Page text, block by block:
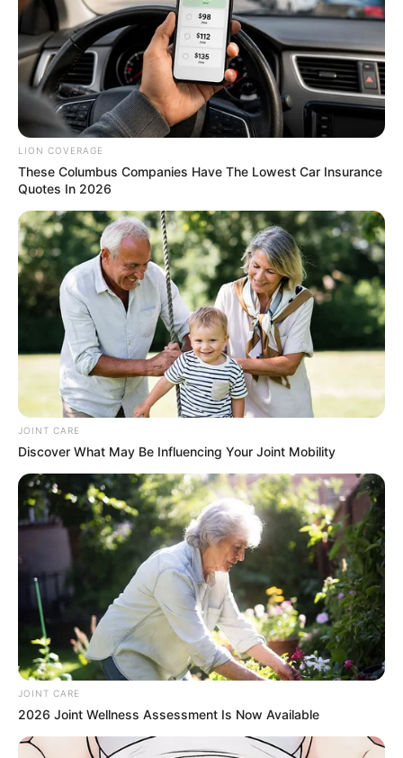
4 ก.ย. 2022
ดวงรายวัน 2 กันยายน 2565
2 ก.ย. 2022
ดวงรายวัน 1 กันยายน 2565
1 ก.ย. 2022
LION COVERAGE
These Columbus Companies Have The Lowest Car Insurance
Quotes In 2026
JOINT CARE
Discover What May Be Influencing Your Joint Mobility
JOINT CARE
2026 Joint Wellness Assessment Is Now Available